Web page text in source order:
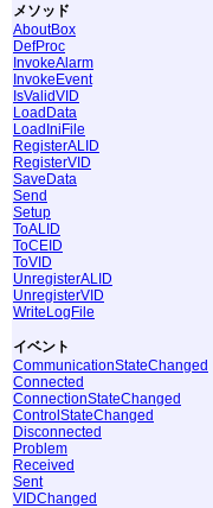
メソッド
AboutBox
DefProc
InvokeAlarm
InvokeEvent
IsValidVID
LoadData
LoadIniFile
RegisterALID
RegisterVID
SaveData
Send
Setup
ToALID
ToCEID
ToVID
UnregisterALID
UnregisterVID
WriteLogFile
イベント
CommunicationStateChanged
Connected
ConnectionStateChanged
ControlStateChanged
Disconnected
Problem
Received
Sent
VIDChanged